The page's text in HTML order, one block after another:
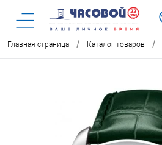
Главная страница / Каталог товаров /